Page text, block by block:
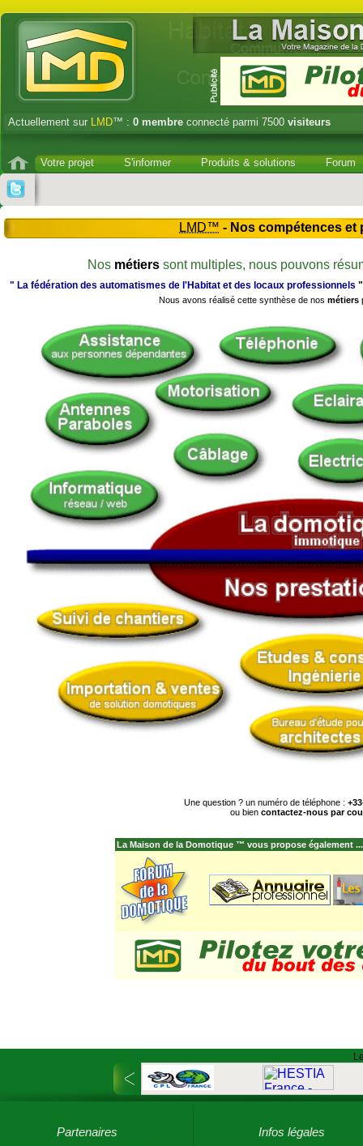
Actuellement sur LMD™ : 0 membre connecté parmi 7500 visiteurs
Votre projet S'informer Produits & solutions Forum
LMD™ - Nos compétences et
Nos métiers sont multiples, nous pouvons
" La fédération des automatismes de l'Habitat et des locaux professionnels "
Nous avons réalisé cette synthèse de nos métiers
Une question ? un numéro de téléphone :
ou bien contactez-nous par
La Maison de la Domotique ™ vous propose également ...
Partenaires Infos légales